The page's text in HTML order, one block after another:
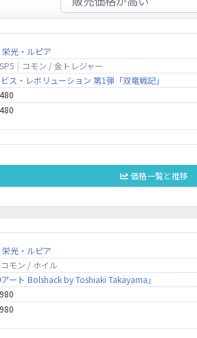
光・ルピア
コモン / 金トレジャー
ス・レボリューション 第1弾「双竜戦記」
価格一覧と推移
光・ルピア
コモン / ホイル
ート Bolshack by Toshiaki Takayama」